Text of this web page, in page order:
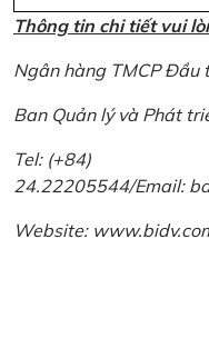
Thông tin chi tiết vui
Ngân hàng TMCP Đầu
Ban Quản lý và Phát
Tel: (+84)
24.22205544/Email:
Website: